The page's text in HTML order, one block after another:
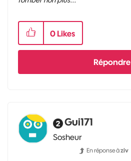
0 Likes
Répondre
Gui171
Sosheur
En réponse àziv